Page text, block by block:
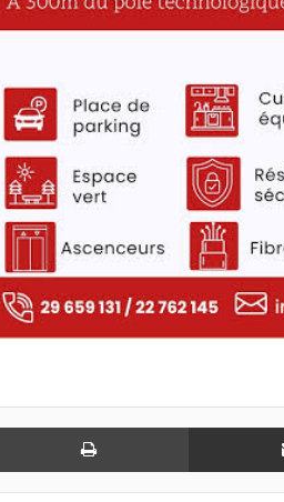
مشاركة عبر البريد